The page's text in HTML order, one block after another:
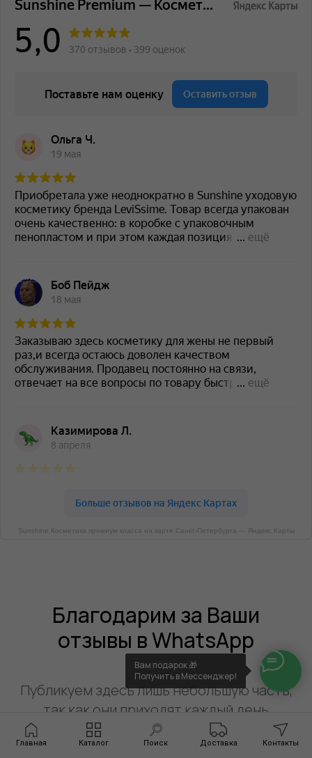
Sunshine Косметика премиум класса на карте Санкт‑Петербурга — Яндекс Карты
Благодарим за Ваши
отзывы в WhatsApp
Публикуем здесь лишь небольшую часть,
так как они приходят каждый день
и их очень много)
Вам подарок 🎁
Получить в Мессенджер!
Главная Каталог Поиск Доставка Контакты